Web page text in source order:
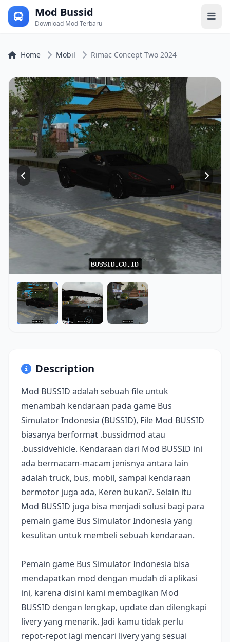
Mod Bussid
Download Mod Terbaru
Home Mobil Rimac Concept Two 2024
Description
Mod BUSSID adalah sebuah file untuk
menambah kendaraan pada game Bus
Simulator Indonesia (BUSSID), File Mod BUSSID
biasanya berformat .bussidmod atau
.bussidvehicle. Kendaraan dari Mod BUSSID ini
ada bermacam-macam jenisnya antara lain
adalah truck, bus, mobil, sampai kendaraan
bermotor juga ada, Keren bukan?. Selain itu
Mod BUSSID juga bisa menjadi solusi bagi para
pemain game Bus Simulator Indonesia yang
kesulitan untuk membeli sebuah kendaraan.
Pemain game Bus Simulator Indonesia bisa
mendapatkan mod dengan mudah di aplikasi
ini, karena disini kami membagikan Mod
BUSSID dengan lengkap, update dan dilengkapi
livery yang menarik. Jadi kamu tidak perlu
repot-repot lagi mencari livery yang sesuai